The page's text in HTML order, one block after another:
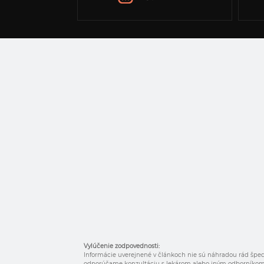
Vylúčenie zodpovednosti:
Informácie uverejnené v článkoch nie sú náhradou rád